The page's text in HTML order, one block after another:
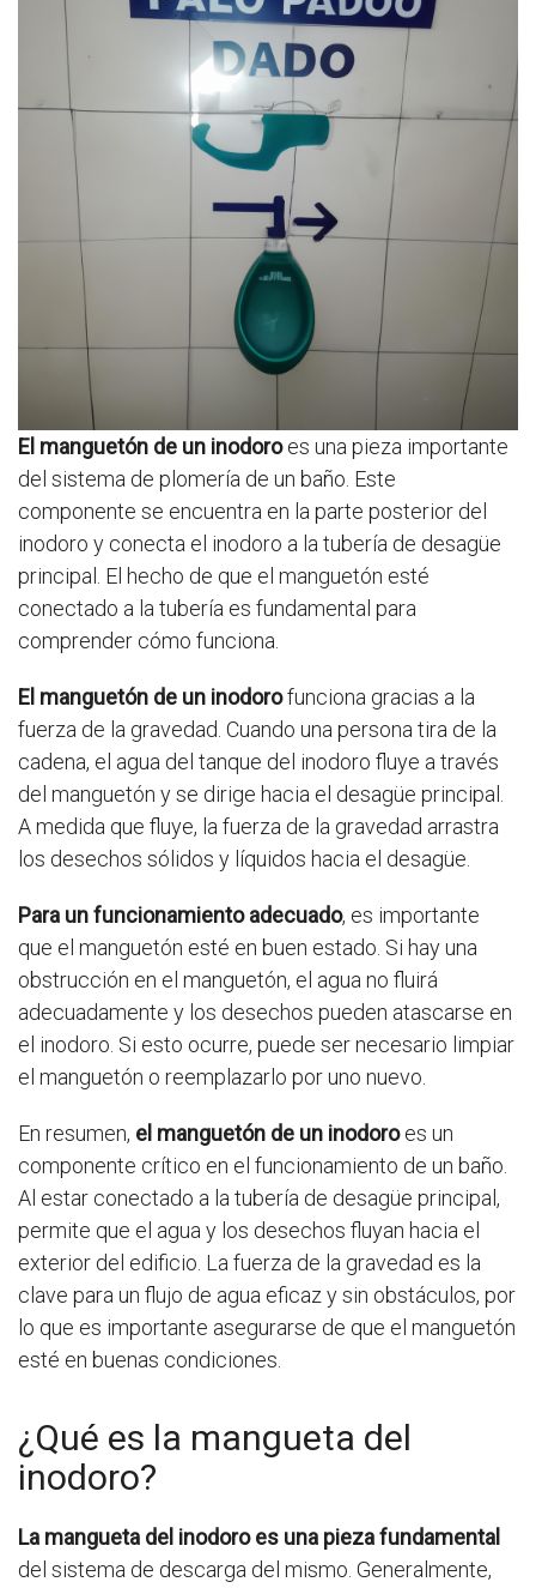
El manguetón de un inodoroes una pieza importante
del sistema de plomería de un baño. Este
componente se encuentra en la parte posterior del
inodoro y conecta el inodoro a la tubería de desagüe
principal. El hecho de que el manguetón esté
conectado a la tubería es fundamental para
comprender cómo funciona.
El manguetón de un inodorofunciona gracias a la
fuerza de la gravedad. Cuando una persona tira de la
cadena, el agua del tanque del inodoro fluye a través
del manguetón y se dirige hacia el desagüe principal.
A medida que fluye, la fuerza de la gravedad arrastra
los desechos sólidos y líquidos hacia el desagüe.
Para un funcionamiento adecuado, es importante
que el manguetón esté en buen estado. Si hay una
obstrucción en el manguetón, el agua no fluirá
adecuadamente y los desechos pueden atascarse en
el inodoro. Si esto ocurre, puede ser necesario limpiar
el manguetón o reemplazarlo por uno nuevo.
En resumen, el manguetón de un inodoroes un
componente crítico en el funcionamiento de un baño.
Al estar conectado a la tubería de desagüe principal,
permite que el agua y los desechos fluyan hacia el
exterior del edificio. La fuerza de la gravedad es la
clave para un flujo de agua eficaz y sin obstáculos, por
lo que es importante asegurarse de que el manguetón
esté en buenas condiciones.
¿Qué es la mangueta del
inodoro?
La mangueta del inodoro es una pieza fundamental
del sistema de descarga del mismo. Generalmente,